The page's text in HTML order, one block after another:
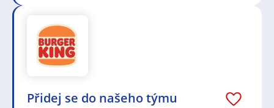
Přidej se do našeho týmu